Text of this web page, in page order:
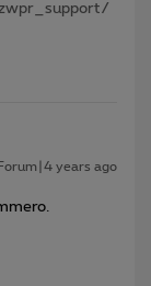
years ago